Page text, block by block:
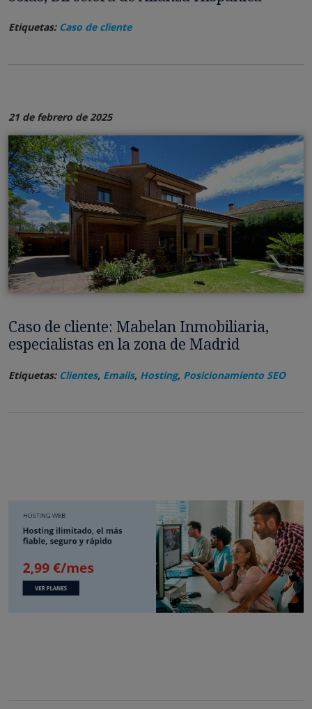
Etiquetas: Caso de cliente
21 de febrero de 2025
Caso de cliente: Mabelan Inmobiliaria,
especialistas en la zona de Madrid
Etiquetas: Clientes, Emails, Hosting, Posicionamiento SEO